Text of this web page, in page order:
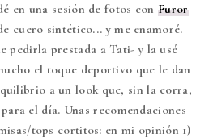
en una sesión de fotos conFuror
cuero sintético... y me enamoré.
pedirla prestada a Tati- y la usé
el toque deportivo que le dan
a un look que, sin la corra,
el día. Unas recomendaciones
tops cortitos: en mi opinión 1)